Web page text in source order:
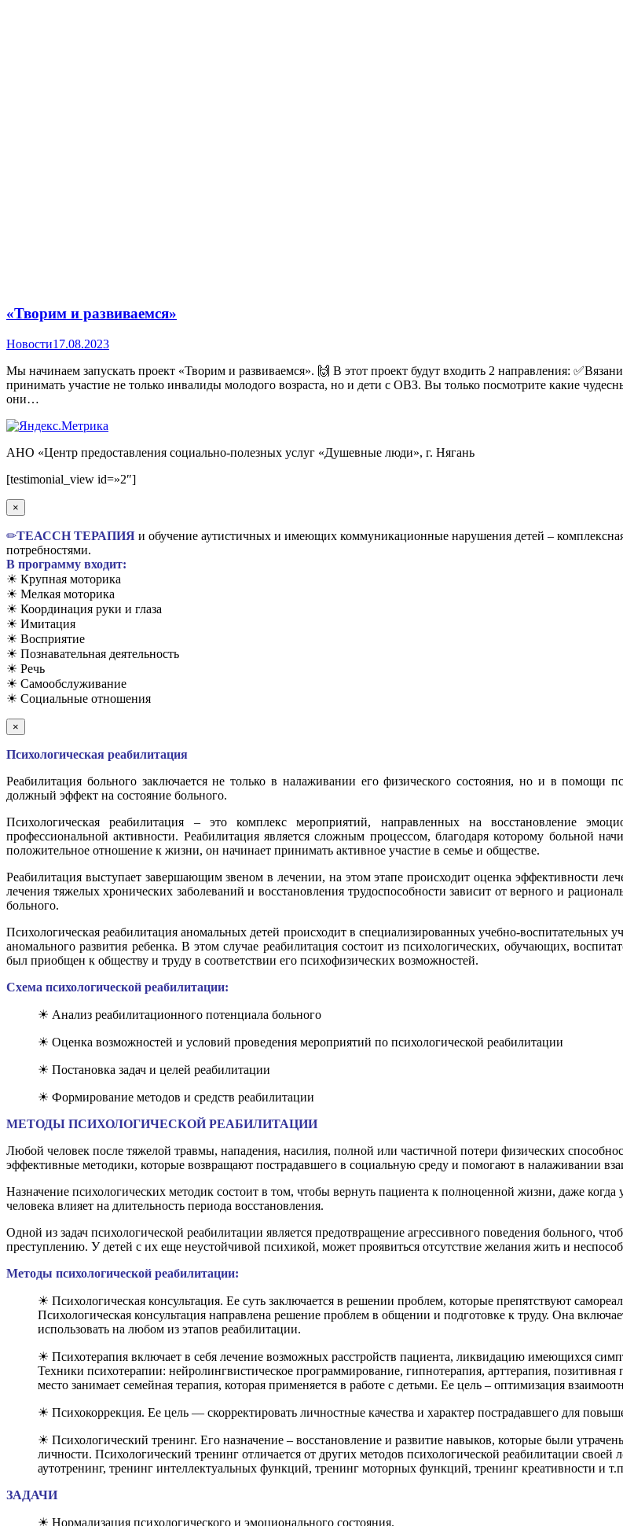
«Творим и развиваемся»
Новости17.08.2023
Мы начинаем запускать проект «Творим и развиваемся». 🙌 В этот проект будут входить 2 направления:
принимать участие не только инвалиды молодого возраста, но и дети с ОВЗ. Вы только посмотрите какие
они…
АНО «Центр предоставления социально-полезных услуг «Душевные люди», г. Нягань
Вверх
[testimonial_view id=»2″]
×
✏TЕАССН ТЕРАПИЯ и обучение аутистичных и имеющих коммуникационные нарушения детей –
потребностями.
В программу входит:
☀ Крупная моторика
☀ Мелкая моторика
☀ Координация руки и глаза
☀ Имитация
☀ Восприятие
☀ Познавательная деятельность
☀ Речь
☀ Самообслуживание
☀ Социальные отношения
×
Психологическая реабилитация
Реабилитация больного заключается не только в налаживании его физического состояния, но и в помощи
должный эффект на состояние больного.
Психологическая реабилитация – это комплекс мероприятий, направленных на восстановление
профессиональной активности. Реабилитация является сложным процессом, благодаря которому больной
положительное отношение к жизни, он начинает принимать активное участие в семье и обществе.
Реабилитация выступает завершающим звеном в лечении, на этом этапе происходит оценка эффективности
лечения тяжелых хронических заболеваний и восстановления трудоспособности зависит от верного и
больного.
Психологическая реабилитация аномальных детей происходит в специализированных учебно-воспитательных
аномального развития ребенка. В этом случае реабилитация состоит из психологических, обучающих,
был приобщен к обществу и труду в соответствии его психофизических возможностей.
Схема психологической реабилитации:
☀ Анализ реабилитационного потенциала больного
☀ Оценка возможностей и условий проведения мероприятий по психологической реабилитации
☀ Постановка задач и целей реабилитации
☀ Формирование методов и средств реабилитации
МЕТОДЫ ПСИХОЛОГИЧЕСКОЙ РЕАБИЛИТАЦИИ
Любой человек после тяжелой травмы, нападения, насилия, полной или частичной потери физических
эффективные методики, которые возвращают пострадавшего в социальную среду и помогают в налаживании
Назначение психологических методик состоит в том, чтобы вернуть пациента к полноценной жизни, даже
человека влияет на длительность периода восстановления.
Одной из задач психологической реабилитации является предотвращение агрессивного поведения больного,
преступлению. У детей с их еще неустойчивой психикой, может проявиться отсутствие желания жить и
Методы психологической реабилитации:
☀ Психологическая консультация. Ее суть заключается в решении проблем, которые препятствуют
Психологическая консультация направлена решение проблем в общении и подготовке к труду. Она
использовать на любом из этапов реабилитации.
☀ Психотерапия включает в себя лечение возможных расстройств пациента, ликвидацию имеющихся
Техники психотерапии: нейролингвистическое программирование, гипнотерапия, арттерапия,
место занимает семейная терапия, которая применяется в работе с детьми. Ее цель – оптимизация
☀ Психокоррекция. Ее цель — скорректировать личностные качества и характер пострадавшего для
☀ Психологический тренинг. Его назначение – восстановление и развитие навыков, которые были
личности. Психологический тренинг отличается от других методов психологической реабилитации
аутотренинг, тренинг интеллектуальных функций, тренинг моторных функций, тренинг креативности и
ЗАДАЧИ
☀ Нормализация психологического и эмоционального состояния.